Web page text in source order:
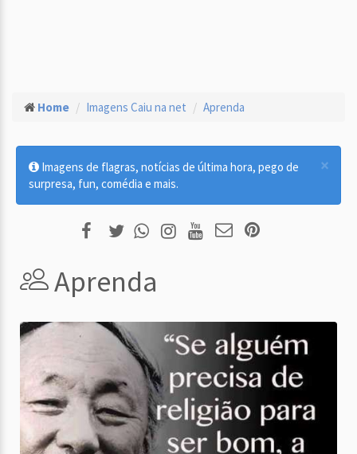
Home Imagens Caiu na net Aprenda
×
Imagens de flagras, notícias de última hora, pego de
surpresa, fun, comédia e mais.
Aprenda